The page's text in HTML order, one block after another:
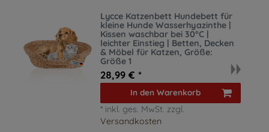
Lycce Katzenbett Hundebett für
kleine Hunde Wasserhyazinthe |
Kissen waschbar bei 30°C |
leichter Einstieg | Betten, Decken
& Möbel für Katzen, Größe:
Größe 1
28,99 € *
In den Warenkorb
* inkl. ges. MwSt. zzgl.
Versandkosten